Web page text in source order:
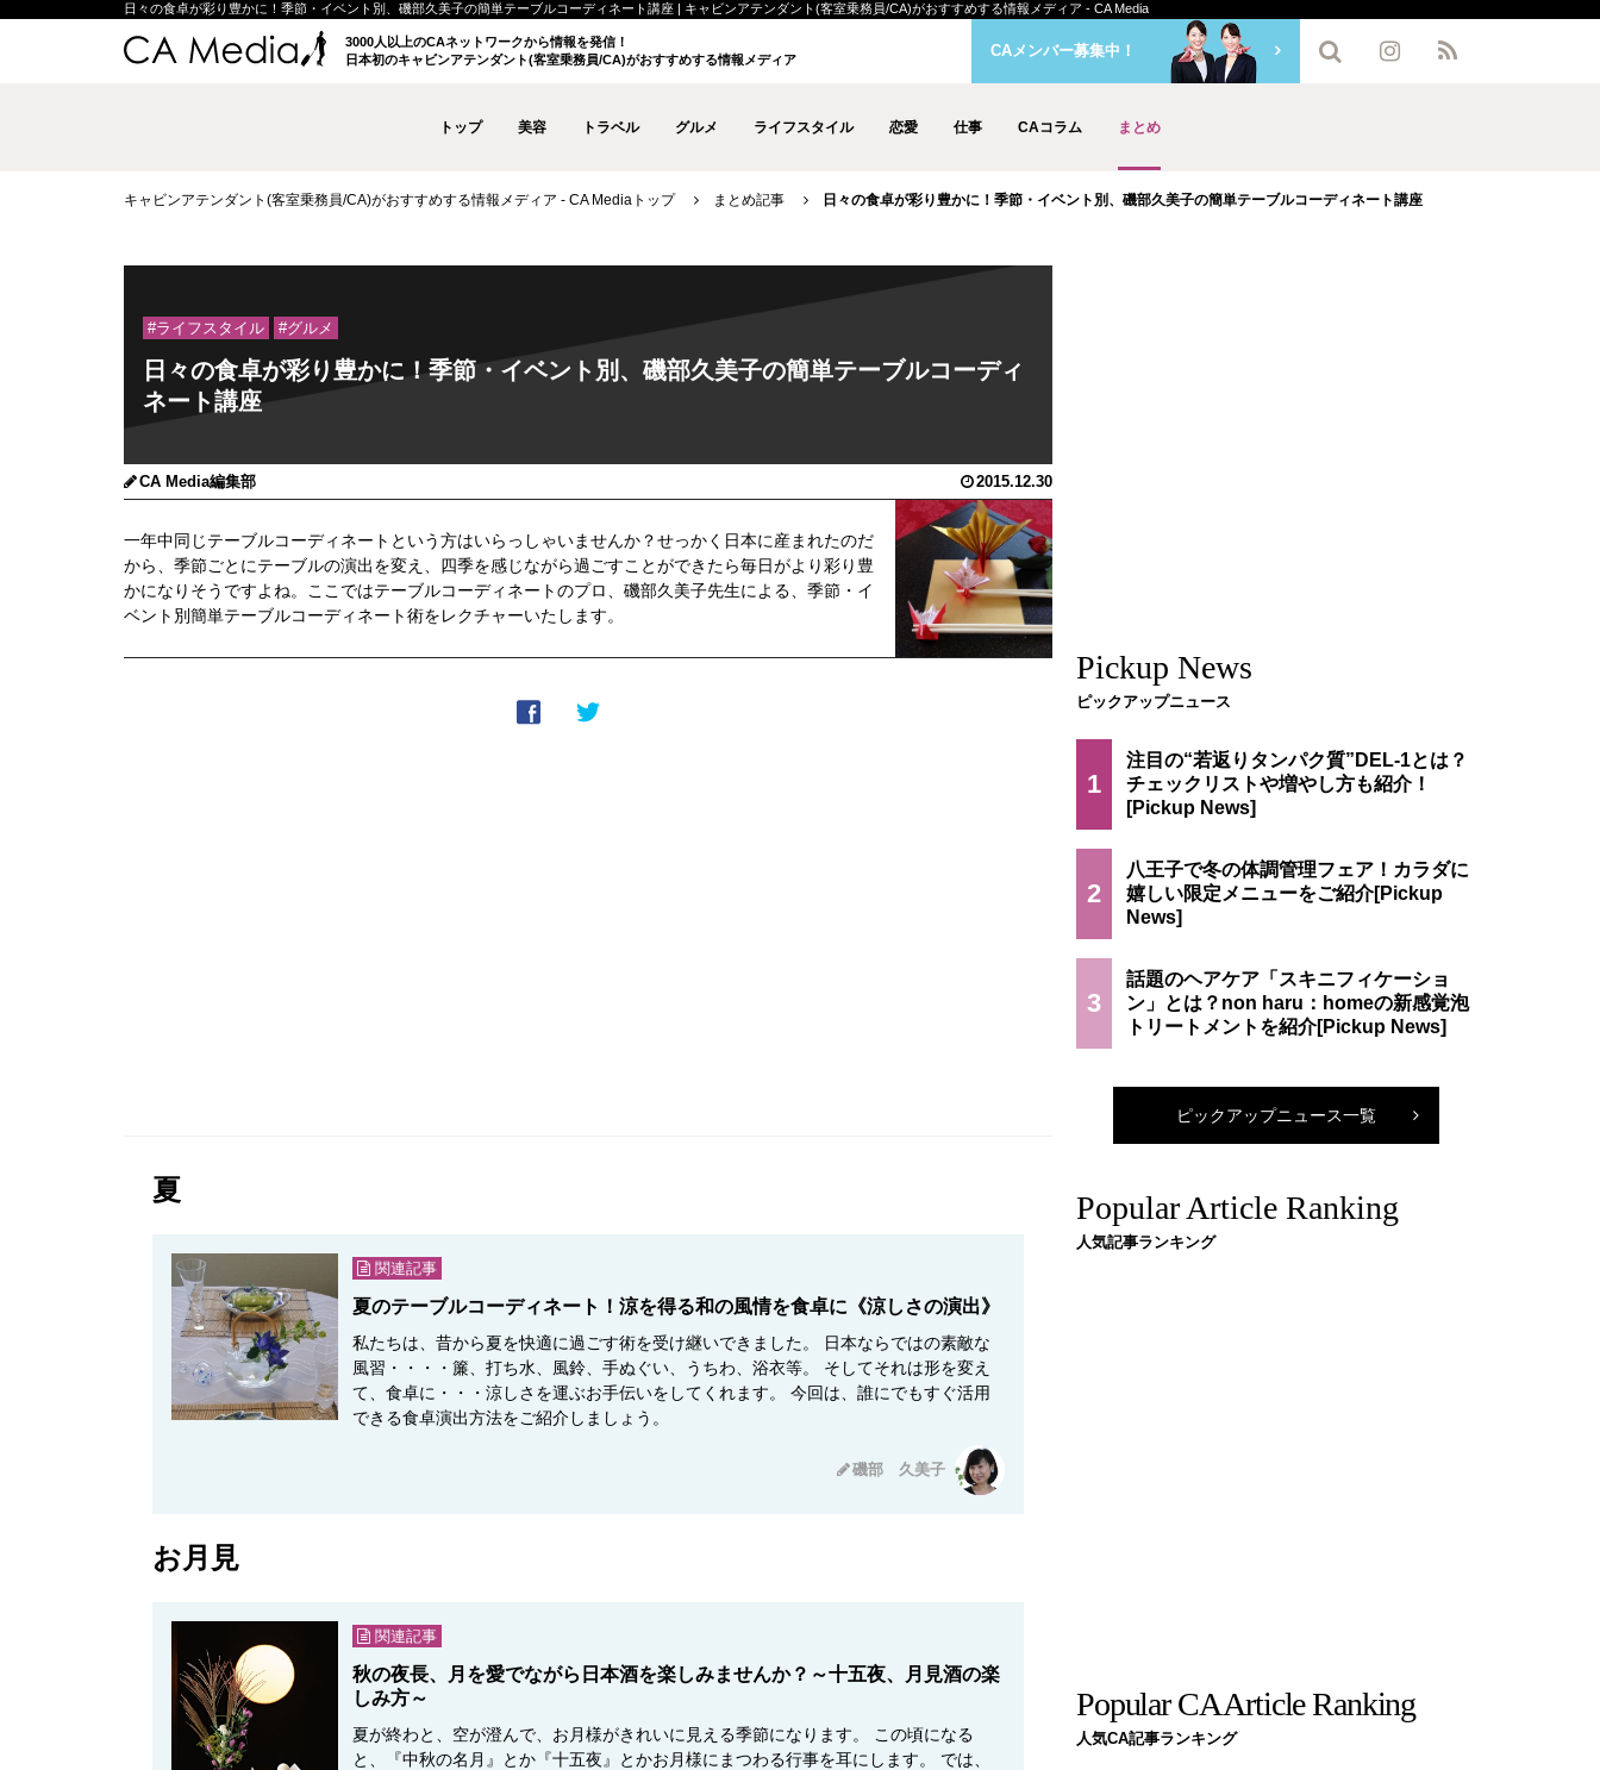
日々の食卓が彩り豊かに！季節・イベント別、磯部久美子の簡単テーブルコーディネート講座 | キャビンアテンダント(客室乗務員/CA)がおすすめする情報メディア - CA Media
3000人以上のCAネットワークから情報を発信！
日本初のキャビンアテンダント(客室乗務員/CA)がおすすめする情報メディア
トップ 美容 トラベル グルメ ライフスタイル 恋愛 仕事 CAコラム まとめ
CAメンバー募集中！
キャビンアテンダント(客室乗務員/CA)がおすすめする情報メディア - CA Mediaトップ まとめ記事 日々の食卓が彩り豊かに！季節・イベント別、磯部久美子の簡単テーブルコーディネート講座
#ライフスタイル #グルメ
日々の食卓が彩り豊かに！季節・イベント別、磯部久美子の簡単テーブルコーディ
ネート講座
CA Media編集部 2015.12.30
一年中同じテーブルコーディネートという方はいらっしゃいませんか？せっかく日本に産まれたのだ
から、季節ごとにテーブルの演出を変え、四季を感じながら過ごすことができたら毎日がより彩り豊
かになりそうですよね。ここではテーブルコーディネートのプロ、磯部久美子先生による、季節・イ
ベント別簡単テーブルコーディネート術をレクチャーいたします。
夏
関連記事
夏のテーブルコーディネート！涼を得る和の風情を食卓に《涼しさの演出》
私たちは、昔から夏を快適に過ごす術を受け継いできました。 日本ならではの素敵な
風習・・・・簾、打ち水、風鈴、手ぬぐい、うちわ、浴衣等。 そしてそれは形を変え
て、食卓に・・・涼しさを運ぶお手伝いをしてくれます。 今回は、誰にでもすぐ活用
できる食卓演出方法をご紹介しましょう。
磯部 久美子
お月見
関連記事
秋の夜長、月を愛でながら日本酒を楽しみませんか？～十五夜、月見酒の楽
しみ方～
夏が終わと、空が澄んで、お月様がきれいに見える季節になります。 この頃になる
と、『中秋の名月』とか『十五夜』とかお月様にまつわる行事を耳にします。 では、
Pickup News
ピックアップニュース
1
注目の“若返りタンパク質”DEL-1とは？
チェックリストや増やし方も紹介！
2
八王子で冬の体調管理フェア！カラダに
嬉しい限定メニューをご紹介
3
話題のヘアケア「スキニフィケーショ
ン」とは？non haru：homeの新感覚泡
トリートメントを紹介
ピックアップニュース一覧
Popular Article Ranking
人気記事ランキング
Popular CA Article Ranking
人気CA記事ランキング